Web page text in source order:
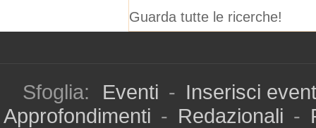
Guarda tutte le ricerche!
Sfoglia: Eventi - Inserisci
Approfondimenti - Redazionali -